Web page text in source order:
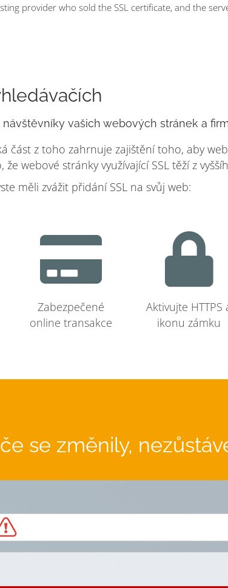
provider who sold the SSL certificate, and the
vašich webových stránek a
část z toho zahrnuje zajištění toho, aby
webové stránky využívající SSL těží z
měli zvážit přidání SSL na svůj web:
Zabezpečené
online transakce
Aktivujte HTTPS
ikonu zámku
se změnily,